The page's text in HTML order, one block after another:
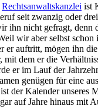
Rechtsanwaltskanzlei ist
seit zwanzig oder
ihn nicht gefragt, denn
wir aber selbst schon
er auftritt, mögen ihn
mit dem er die
er im Lauf der
genügen für eine
der Kalender unseres
auf Jahre hinaus mit